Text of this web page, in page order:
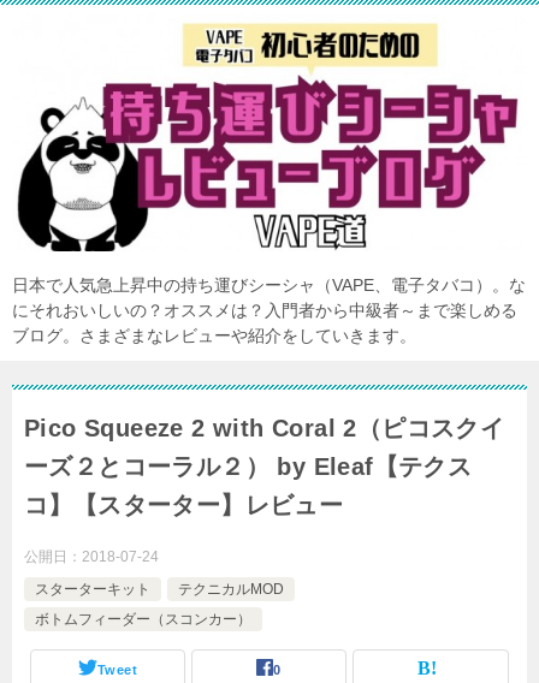
日本で人気急上昇中の持ち運びシーシャ（VAPE、電子タバコ）。な
にそれおいしいの？オススメは？入門者から中級者～まで楽しめる
ブログ。さまざまなレビューや紹介をしていきます。
Pico Squeeze 2 with Coral 2（ピコスクイ
ーズ２とコーラル２） by Eleaf【テクス
コ】【スターター】レビュー
公開日： 2018-07-24
スターターキット
テクニカルMOD
ボトムフィーダー（スコンカー）
Tweet 0